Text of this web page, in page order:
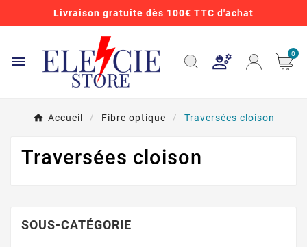
Livraison gratuite dès 100€ TTC d'achat
 0
Accueil Fibre optique Traversées cloison
Traversées cloison
SOUS-CATÉGORIE